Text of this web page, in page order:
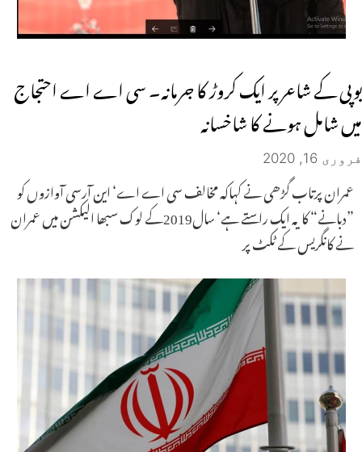
یوپی کے شاعر پر ایک کروڑ کا جرمانہ۔ سی اے اے احتجاج
میں شامل ہونے کا شاخسانہ
فروری 16, 2020
عمران پرتاب گڑھی نے کہاکہ مخالف سی اے اے‘ این آرسی آوازوں کو
”دبانے“ کا یہ ایک راستے ہے‘ سال2019کے لوک سبھا الیکشن میں عمران
نے کانگریس کے ٹکٹ پر